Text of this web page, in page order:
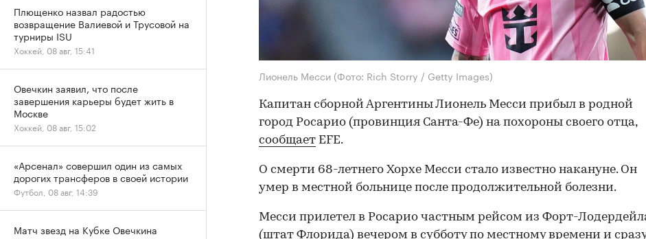
Лионель Месси (Фото: Rich Storry / Getty Images)
Капитан сборной Аргентины Лионель Месси прибыл в родной
город Росарио (провинция Санта-Фе) на похороны своего отца,
сообщает EFE.
О смерти 68-летнего Хорхе Месси стало известно накануне. Он
умер в местной больнице после продолжительной болезни.
Месси прилетел в Росарио частным рейсом из Форт-
(штат Флорида) вечером в субботу по местному времени и
Плющенко назвал радостью
возвращение Валиевой и Трусовой на
турниры ISU
Хоккей, 08 авг, 15:41
Овечкин заявил, что после
завершения карьеры будет жить в
Москве
Хоккей, 08 авг, 15:02
«Арсенал» совершил один из самых
дорогих трансферов в своей истории
Футбол, 08 авг, 14:39
Матч звезд на Кубке Овечкина